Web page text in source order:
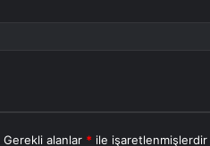
Gerekli alanlar * ile işaretlenmişlerdir